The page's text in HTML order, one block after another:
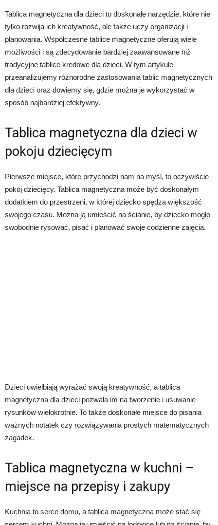
Tablica magnetyczna dla dzieci to doskonałe narzędzie, które nie
tylko rozwija ich kreatywność, ale także uczy organizacji i
planowania. Współczesne tablice magnetyczne oferują wiele
możliwości i są zdecydowanie bardziej zaawansowane niż
tradycyjne tablice kredowe dla dzieci. W tym artykule
przeanalizujemy różnorodne zastosowania tablic magnetycznych
dla dzieci oraz dowiemy się, gdzie można je wykorzystać w
sposób najbardziej efektywny.
Tablica magnetyczna dla dzieci w
pokoju dziecięcym
Pierwsze miejsce, które przychodzi nam na myśl, to oczywiście
pokój dziecięcy. Tablica magnetyczna może być doskonałym
dodatkiem do przestrzeni, w której dziecko spędza większość
swojego czasu. Można ją umieścić na ścianie, by dziecko mogło
swobodnie rysować, pisać i planować swoje codzienne zajęcia.
Dzieci uwielbiają wyrażać swoją kreatywność, a tablica
magnetyczna dla dzieci pozwala im na tworzenie i usuwanie
rysunków wielokrotnie. To także doskonałe miejsce do pisania
ważnych notatek czy rozwiązywania prostych matematycznych
zagadek.
Tablica magnetyczna w kuchni –
miejsce na przepisy i zakupy
Kuchnia to serce domu, a tablica magnetyczna może stać się